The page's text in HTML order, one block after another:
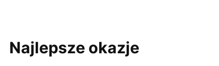
Najlepsze okazje